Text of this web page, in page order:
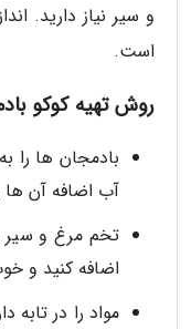
و سیر نیاز دارید.
است.
روش تهیه کوکو
بادمجان ها را
آب اضافه آن ها
تخم مرغ و سیر
اضافه کنید و
مواد را در